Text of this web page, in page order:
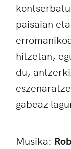
paisaian
hitzetan,
du,
gabeaz
Musika: